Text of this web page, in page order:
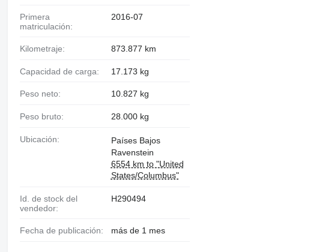
Primera
matriculación:
2016-07
Kilometraje: 873.877 km
Capacidad de carga: 17.173 kg
Peso neto: 10.827 kg
Peso bruto: 28.000 kg
Ubicación:
Países Bajos
Ravenstein
6554 km to "United
States/Columbus"
Id. de stock del
vendedor:
H290494
Fecha de publicación: más de 1 mes